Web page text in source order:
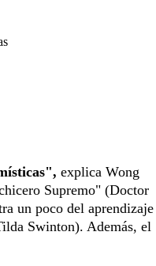
explica Wong
Supremo" (Doctor
un poco del aprendizaje
Swinton). Además, el